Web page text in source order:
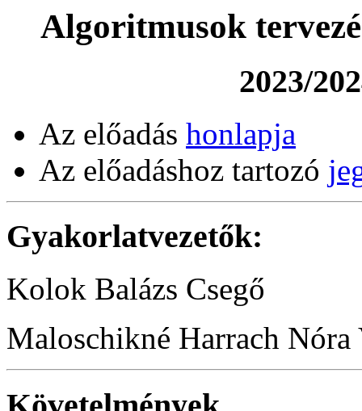
Algoritmusok
2023/
Az előadás honlapja
Az előadáshoz tartozó
Gyakorlatvezetők:
Kolok Balázs Csegő
Maloschikné Harrach Nóra